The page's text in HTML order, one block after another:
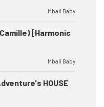
Mbali Baby
[Harmonic
Mbali Baby
HOUSE